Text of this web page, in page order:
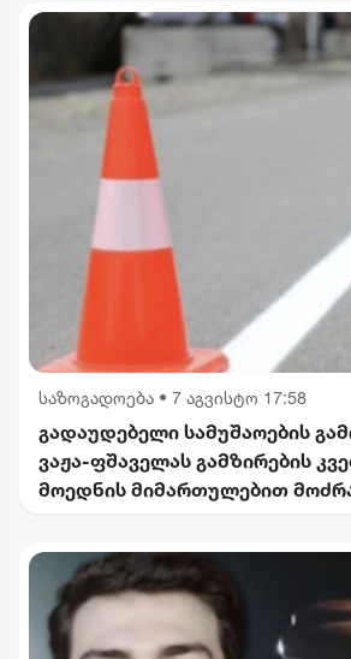
საზოგადოება • 7 აგვისტო 17:58
გადაუდებელი სამუშაოების
ვაჟა-ფშაველას გამზირების
მოედნის მიმართულებით